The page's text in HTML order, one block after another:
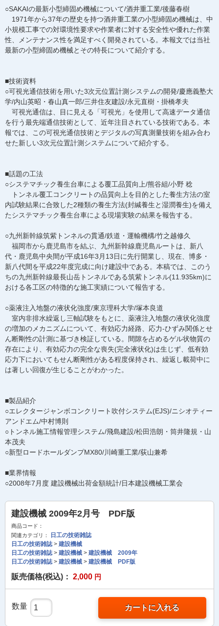
○SAKAIの最新小型締固め機械について/酒井重工業/後藤春樹
1971年から37年の歴史を持つ酒井重工業の小型締固め機械は、中
小規模工事での対環境性要求や作業者に対する安全性や優れた作業
性、メンテナンス性を満足すべく開発されている。本報文では当社
最新の小型締固め機械とその特長について紹介する。
■技術資料
○可視光通信技術を用いた3次元位置計測システムの開発/慶應義塾大
学/内山英昭・春山真一郎/三井住友建設/永元直樹・掛橋孝夫
可視光通信は、目に見える「可視光」を使用して高速データ通信
を行う最先端通信技術として、近年注目されている技術である。本
報では、この可視光通信技術とデジタルの写真測量技術を組み合わ
せた新しい3次元位置計測システムについて紹介する。
■話題の工法
○システマチック養生台車による覆工品質向上/熊谷組/小野 稔
トンネル覆工コンクリートの品質向上を目的とした養生方法の室
内試験結果に合致した2種類の養生方法(封緘養生と湿潤養生)を備え
たシステマチック養生台車による現場実験の結果を報告する。
○九州新幹線筑紫トンネルの貫通/鉄道・運輸機構/竹之越修久
福岡市から鹿児島市を結ぶ、九州新幹線鹿児島ルートは、新八
代・鹿児島中央間が平成16年3月13日に先行開業し、現在、博多・
新八代間を平成22年度完成に向け建設中である。本稿では、このう
ちの九州新幹線最長山岳トンネルである筑紫トンネル(11.935km)に
おける各工区の特徴的な施工実績について報告する。
○薬液注入地盤の液状化強度/東京理科大学/塚本良道
室内非排水繰返し三軸試験をもとに、薬液注入地盤の液状化強度
の増加のメカニズムについて、有効応力経路、応力-ひずみ関係とせ
ん断剛性の計測に基づき検証している。間隙を占めるゲル状物質の
存在により、有効応力の完全な喪失(完全液状化)は生じず、低有効
応力下においてもせん断剛性がある程度保持され、繰返し載荷中に
は著しい回復が生じることがわかった。
■製品紹介
○エレクタージャンボコンクリート吹付システム(EJS)/ニシオティー
アンドエム/中村博則
○トンネル施工情報管理システム/飛島建設/松田浩朗・筒井隆規・山
本茂夫
○新型ロードホールダンプMX80/川崎重工業/荻山兼希
■業界情報
○2008年7月度 建設機械出荷金額統計/日本建設機械工業会
建設機械 2009年2月号 PDF版
商品コード：
関連カテゴリ：
日工の技術雑誌
日工の技術雑誌> 建設機械
日工の技術雑誌> 建設機械 > 建設機械 2009年
日工の技術雑誌> 建設機械 > 建設機械 PDF版
販売価格(税込)： 2,000 円
数量 カートに入れる